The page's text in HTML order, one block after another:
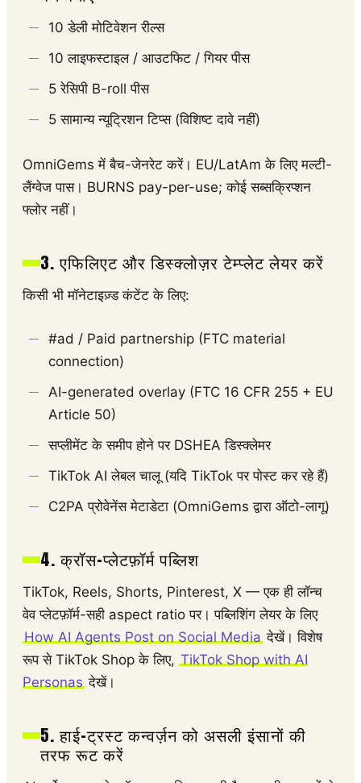
10 डेली मोटिवेशन रील्स
10 लाइफस्टाइल / आउटफिट / गियर पीस
5 रेसिपी B-roll पीस
5 सामान्य न्यूट्रिशन टिप्स (विशिष्ट दावे नहीं)
OmniGems में बैच-जेनरेट करें। EU/LatAm के लिए मल्टी-
लैंग्वेज पास। BURNS pay-per-use; कोई सब्सक्रिप्शन
फ्लोर नहीं।
3. एफिलिएट और डिस्क्लोज़र टेम्प्लेट लेयर करें
किसी भी मॉनेटाइज़्ड कंटेंट के लिए:
#ad / Paid partnership (FTC material
connection)
AI-generated overlay (FTC 16 CFR 255 + EU
Article 50)
सप्लीमेंट के समीप होने पर DSHEA डिस्क्लेमर
TikTok AI लेबल चालू (यदि TikTok पर पोस्ट कर रहे हैं)
C2PA प्रोवेनेंस मेटाडेटा (OmniGems द्वारा ऑटो-लागू)
4. क्रॉस-प्लेटफ़ॉर्म पब्लिश
TikTok, Reels, Shorts, Pinterest, X — एक ही लॉन्च
वेव प्लेटफ़ॉर्म-सही aspect ratio पर। पब्लिशिंग लेयर के लिए
How AI Agents Post on Social Media देखें। विशेष
रूप से TikTok Shop के लिए, TikTok Shop with AI
Personas देखें।
5. हाई-ट्रस्ट कन्वर्ज़न को असली इंसानों की
तरफ रूट करें